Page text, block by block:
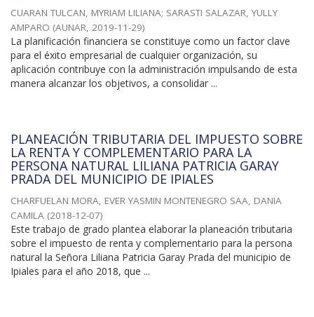
CUARAN TULCAN, MYRIAM LILIANA; SARASTI SALAZAR, YULLY
AMPARO (AUNAR, 2019-11-29)
La planificación financiera se constituye como un factor clave
para el éxito empresarial de cualquier organización, su
aplicación contribuye con la administración impulsando de esta
manera alcanzar los objetivos, a consolidar ...
PLANEACIÓN TRIBUTARIA DEL IMPUESTO SOBRE
LA RENTA Y COMPLEMENTARIO PARA LA
PERSONA NATURAL LILIANA PATRICIA GARAY
PRADA DEL MUNICIPIO DE IPIALES
CHARFUELAN MORA, EVER YASMIN MONTENEGRO SAA, DANIA
CAMILA (2018-12-07)
Este trabajo de grado plantea elaborar la planeación tributaria
sobre el impuesto de renta y complementario para la persona
natural la Señora Liliana Patricia Garay Prada del municipio de
Ipiales para el año 2018, que ...